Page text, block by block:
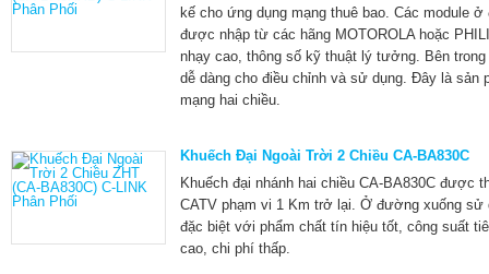
kế cho ứng dụng mạng thuê bao. Các module
được nhập từ các hãng MOTOROLA hoặc
nhạy cao, thông số kỹ thuật lý tưởng. Bên
dễ dàng cho điều chỉnh và sử dụng. Đây là sản
mạng hai chiều.
Khuếch Đại Ngoài Trời 2 Chiều CA-BA830C
Khuếch đại nhánh hai chiều CA-BA830C được
CATV phạm vi 1 Km trở lại. Ở đường xuống sử
đặc biệt với phẩm chất tín hiệu tốt, công suất
cao, chi phí thấp.